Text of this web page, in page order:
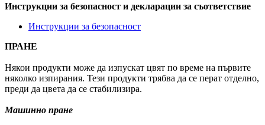
Инструкции за безопасност и декларации за съответствие
Инструкции за безопасност
ПРАНЕ
Някои продукти може да изпускат цвят по време на първите
няколко изпирания. Тези продукти трябва да се перат отделно,
преди да цвета да се стабилизира.
Машинно пране